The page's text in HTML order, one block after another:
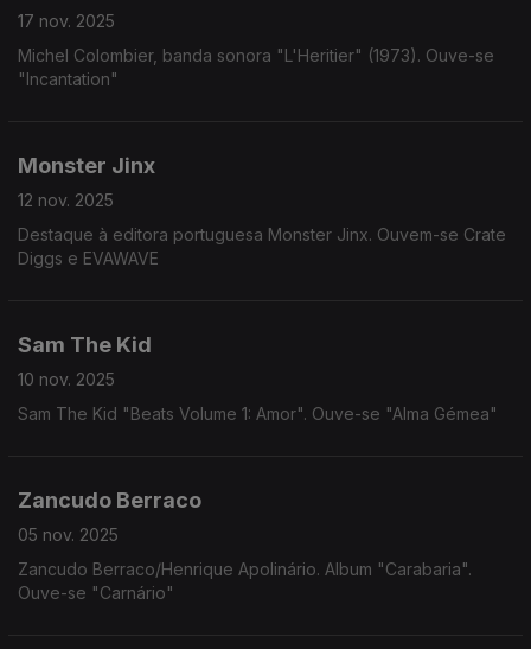
17 nov. 2025
Michel Colombier, banda sonora "L'Heritier" (1973). Ouve-se
"Incantation"
Monster Jinx
12 nov. 2025
Destaque à editora portuguesa Monster Jinx. Ouvem-se Crate
Diggs e EVAWAVE
Sam The Kid
10 nov. 2025
Sam The Kid "Beats Volume 1: Amor". Ouve-se "Alma Gémea"
Zancudo Berraco
05 nov. 2025
Zancudo Berraco/Henrique Apolinário. Album "Carabaria".
Ouve-se "Carnário"